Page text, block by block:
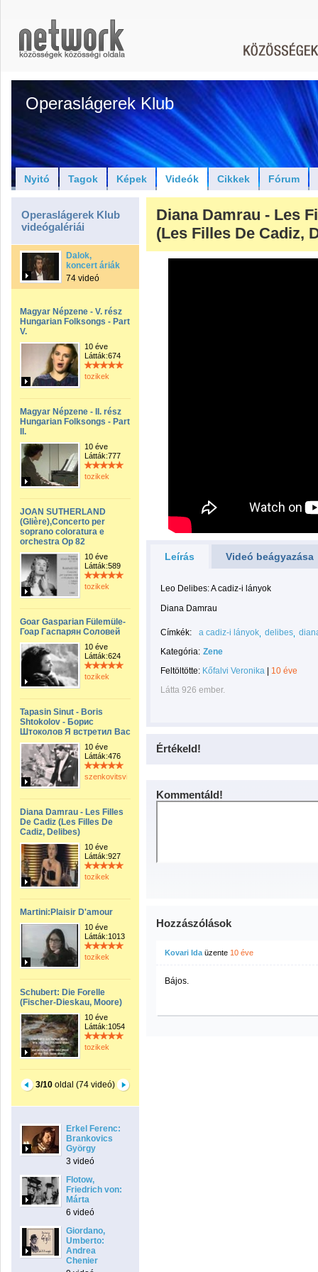
Operaslágerek Klub
Nyitó Tagok Képek Videók Cikkek Fórum
Operaslágerek Klub
videógalériái
Dalok,
koncert áriák
74 videó
Magyar Népzene - V. rész
Hungarian Folksongs - Part
V.
10 éve
Látták:674
tozikek
Magyar Népzene - II. rész
Hungarian Folksongs - Part
II.
10 éve
Látták:777
tozikek
JOAN SUTHERLAND
(Glière),Concerto per
soprano coloratura e
orchestra Op 82
10 éve
Látták:589
tozikek
Goar Gasparian Fülemüle-
Гоар Гаспарян Соловей
10 éve
Látták:624
tozikek
Tapasin Sinut - Boris
Shtokolov - Борис
Штоколов Я встретил Вас
10 éve
Látták:476
szenkovitsviktor
Diana Damrau - Les Filles
De Cadiz (Les Filles De
Cadiz, Delibes)
10 éve
Látták:927
tozikek
Martini:Plaisir D'amour
10 éve
Látták:1013
tozikek
Schubert: Die Forelle
(Fischer-Dieskau, Moore)
10 éve
Látták:1054
tozikek
3/10 oldal (74 videó)
Erkel Ferenc:
Brankovics
György
3 videó
Flotow,
Friedrich von:
Márta
6 videó
Giordano,
Umberto:
Andrea
Chenier
Diana Damrau - Les
(Les Filles De Cadiz,
Leírás Videó beágyazása
Leo Delibes: A cadiz-i lányok
Diana Damrau
Címkék: a cadiz-i lányok delibes
Kategória: Zene
Feltöltötte: Kőfalvi Veronika
10 éve
Látta 926 ember.
Értékeld!
Kommentáld!
Hozzászólások
Kovari Ida üzente 10 éve
Bájos.